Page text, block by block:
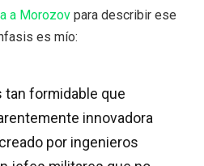
a Morozov para describir ese
es mío:
formidable que
innovadora
por ingenieros